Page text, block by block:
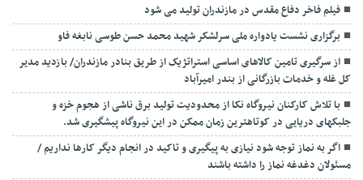
فیلم فاخر دفاع مقدس در مازندران تولید می شود
برگزاری نشست یادواره ملی سرلشکر شهید محمد حسن طوسی نابغه فاو
از سرگیری تامین کالاهای اساسی استراتژیک از طریق بنادر مازندران/ بازدید مدیر
کل غله و خدمات بازرگانی از بندر امیرآباد
با تلاش کارکنان نیروگاه نکا از محدودیت تولید برق ناشی از هجوم خزه و
جلبکهای دریایی در کوتاهترین زمان ممکن در این نیروگاه پیشگیری شد.
اگر به نماز توجه شود نیازی به پیگیری و تاکید در انجام دیگر کارها نداریم /
مسئولان دغدغه نماز را داشته باشند